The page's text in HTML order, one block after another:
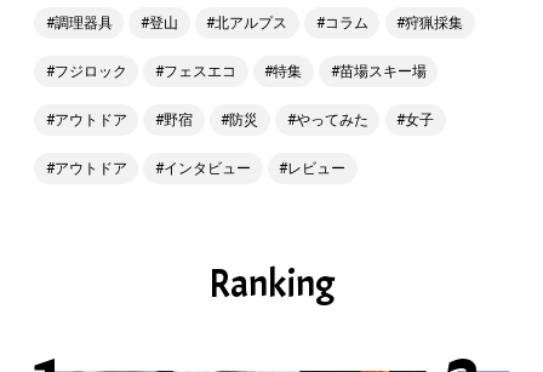
調理器具 登山 北アルプス コラム 狩猟採集
フジロック フェスエコ 特集 苗場スキー場
アウトドア 野宿 防災 やってみた 女子
アウトドア インタビュー レビュー
Ranking